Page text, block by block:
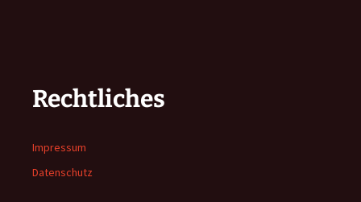
Rechtliches
Impressum
Datenschutz